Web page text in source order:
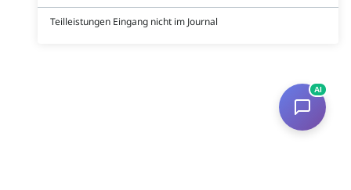
Teilleistungen Eingang nicht im Journal
AI